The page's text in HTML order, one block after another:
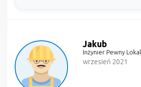
Jakub
Inżynier Pewny Lokal
wrzesień 2021